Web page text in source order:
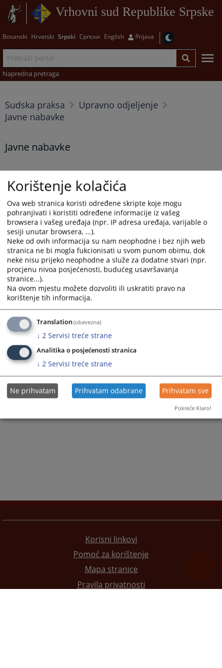
Vrhovni sud Republike Srpske
Bosanski Hrvatski Srpski Српски English Prijava
Napredna pretraga
Sudska praksa
Upravno odjeljenje
Javne nabavke
Javne nabavke
11 0 U 017815 17 Uvp SENTENCA
Prikazana vijest je na: Srpski jezik
2888PREGLEDA
Korisni linkovi
Pomoć za korištenje
Mapa stranice
Pravila privatnosti
Korištenje kolačića
Ova web stranica koristi određene skripte koje mogu
pohranjivati i koristiti određene informacije iz vašeg
browsera i vašeg uređaja (npr. IP adresa uređaja, varijable o
sesiji unutar browsera, ...).
Neke od ovih informacija su nam neophodne i bez njih web
stranica ne bi mogla fukcionisati u svom punom obimu, dok
neke nisu prijeko neophodne a služe za dodatne stvari (npr.
procjenu nivoa posjećenosti, budućeg usavršavanja
stranice...).
Na ovom mjestu možete dozvoliti ili uskratiti pravo na
korištenje tih informacija.
Translation(obavezna)
↓ 2 Servisi treće strane
Analitika o posjećenosti stranica
↓ 2 Servisi treće strane
Ne prihvatam Prihvatam odabrane Prihvatam sve
Pokreće Klaro!